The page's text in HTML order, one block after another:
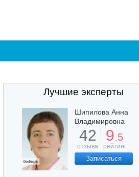
Лучшие эксперты
Шипилова Анна
Владимировна
42
отзыва
9.5
рейтинг
Записаться